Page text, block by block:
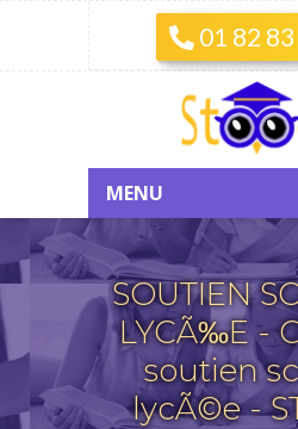
01 82
MENU
SOUTIEN
LYCÃ‰E -
soutien
lycÃ©e -